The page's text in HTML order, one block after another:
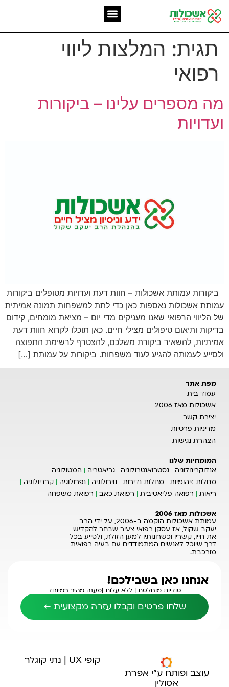
תגית: המלצות ליווי
רפואי
מה מספרים עלינו – ביקורות
ועדויות
ביקורות עמותת אשכולות – חוות דעת ועדויות מטופלים ביקורות
עמותת אשכולות נאספות כאן כדי לתת למשפחות תמונה אמיתית
של הליווי הרפואי שאנו מעניקים מדי יום – מציאת מומחים, קידום
בדיקות ותיאום טיפולים מצילי חיים. כאן תוכלו לקרוא חוות דעת
אמיתיות, להשאיר ביקורת משלכם, להצטרף לרשימת התפוצה
ולסייע לעמותה להגיע לעוד משפחות. ביקורות על עמותת […]
מפת אתר
עמוד בית
אשכולות מאז 2006
יצירת קשר
מדיניות פרטיות
הצהרת נגישות
המומחיות שלנו
אנדוקרינולוגיה
גסטרואנטרולוגיה גריאטריה
המטולוגיה
מחלות זיהומיות
מחלות נדירות נוירולוגיה נפרולוגיה
קרדיולוגיה
ריאות
רפואה פליאטיבית רפואת כאב רפואת משפחה
אשכולות מאז 2006
עמותת אשכולות הוקמה ב-2006, על ידי הרב
יעקב שקול, אז עסקן רפואי צעיר שבחר להקדיש
את חייו, קשריו וכשרונותיו למען הזולת, ולסייע בכל
דרך שיוכל לאנשים המתמודדים עם בעיה רפואית
מורכבת.
אנחנו כאן בשבילכם!
סודיות מוחלטת | ללא עלות |מענה מהיר במיוחד
שלחו פרטים וקבלו עזרה מקצועית ←
עוצב ופותח ע"י אפרת
אסולין
קופי UX | נתי קוגלר